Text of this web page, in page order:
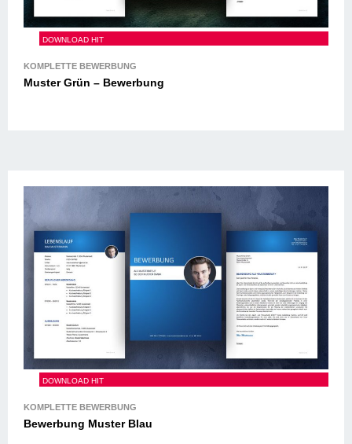
Muster Grün – Bewerbung
Bewerbung Muster Blau